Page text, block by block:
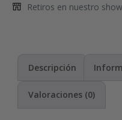
Retiros en nuestro
Descripción
Valoraciones (0)